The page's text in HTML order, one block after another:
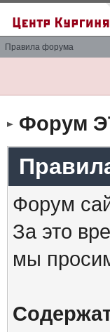
Правила форума
Форум
Форум
За это
мы